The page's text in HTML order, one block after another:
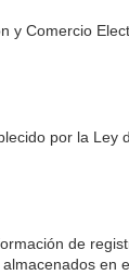
Comercio
por la Ley
de